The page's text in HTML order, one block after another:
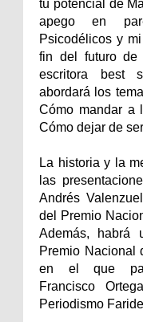
tu potencial de
apego en
Psicodélicos y
fin del futuro
escritora best
abordará los
Cómo mandar a
Cómo dejar de
La historia y la
las
Andrés
del Premio
Además, habrá
Premio Nacional
en el que
Francisco
Periodismo